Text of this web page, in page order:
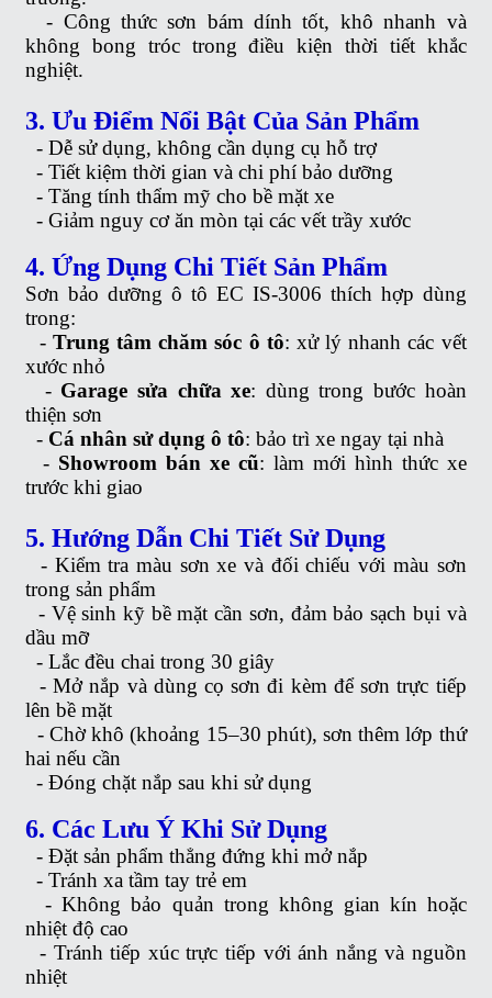
- Công thức sơn bám dính tốt, khô nhanh và
không bong tróc trong điều kiện thời tiết khắc
nghiệt.
3. Ưu Điểm Nổi Bật Của Sản Phẩm
-Dễ sử dụng, không cần dụng cụ hỗ trợ
-Tiết kiệm thời gian và chi phí bảo dưỡng
-Tăng tính thẩm mỹ cho bề mặt xe
-Giảm nguy cơ ăn mòn tại các vết trầy xước
4. Ứng Dụng Chi Tiết Sản Phẩm
Sơn bảo dưỡng ô tô EC IS-3006 thích hợp dùng
trong:
- Trung tâm chăm sóc ô tô: xử lý nhanh các vết
xước nhỏ
- Garage sửa chữa xe: dùng trong bước hoàn
thiện sơn
- Cá nhân sử dụng ô tô: bảo trì xe ngay tại nhà
- Showroom bán xe cũ: làm mới hình thức xe
trước khi giao
5. Hướng Dẫn Chi Tiết Sử Dụng
- Kiểm tra màu sơn xe và đối chiếu với màu sơn
trong sản phẩm
- Vệ sinh kỹ bề mặt cần sơn, đảm bảo sạch bụi và
dầu mỡ
-Lắc đều chai trong 30 giây
-Mở nắp và dùng cọ sơn đi kèm để sơn trực tiếp
lên bề mặt
-Chờ khô (khoảng 15–30 phút), sơn thêm lớp thứ
hai nếu cần
-Đóng chặt nắp sau khi sử dụng
6. Các Lưu Ý Khi Sử Dụng
-Đặt sản phẩm thẳng đứng khi mở nắp
-Tránh xa tầm tay trẻ em
-Không bảo quản trong không gian kín hoặc
nhiệt độ cao
- Tránh tiếp xúc trực tiếp với ánh nắng và nguồn
nhiệt